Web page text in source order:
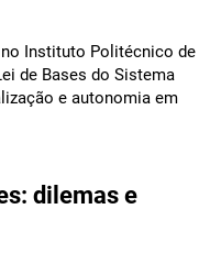
no Instituto Politécnico de
de Bases do Sistema
e autonomia em
dilemas e